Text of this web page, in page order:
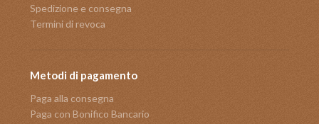
Spedizione e consegna
Termini di revoca
Metodi di pagamento
Paga alla consegna
Paga con Bonifico Bancario